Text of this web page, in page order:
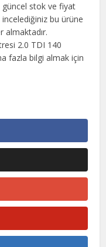
stok ve fiyat
bu ürüne
almaktadır.
2.0 TDI 140
fazla bilgi almak için